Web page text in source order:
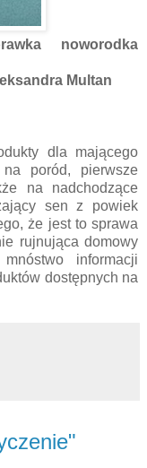
noworodka
Multan
dla mającego
poród, pierwsze
na nadchodzące
sen z powiek
że jest to sprawa
rujnująca domowy
informacji
dostępnych na